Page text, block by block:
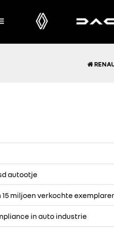
autootje
miljoen verkochte
in auto industrie